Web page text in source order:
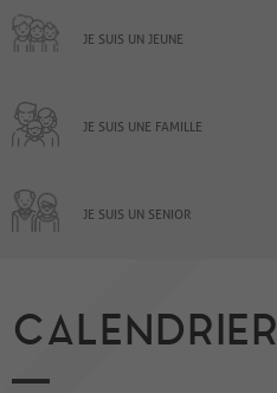
JE SUIS UN JEUNE
JE SUIS UNE FAMILLE
JE SUIS UN SENIOR
CALENDRIER